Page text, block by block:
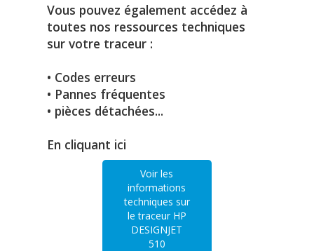
Vous pouvez également accédez à
toutes nos ressources techniques
sur votre traceur :
• Codes erreurs
• Pannes fréquentes
• pièces détachées...
En cliquant ici
Voir les
informations
techniques sur
le traceur HP
DESIGNJET
510